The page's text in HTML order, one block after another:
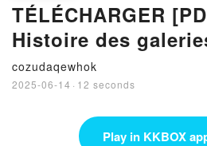
TÉLÉCHARGER
Histoire des
XIXe siècle à nos
cozudaqewhok
2025-06-14 · 12 seconds
Play in KKBOX